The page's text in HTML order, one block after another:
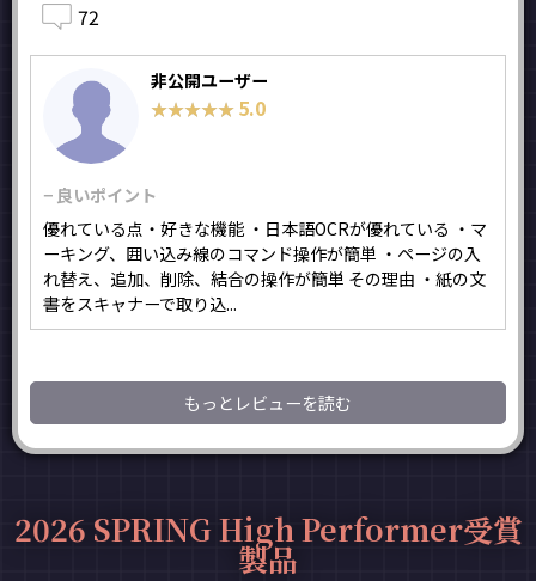
72
非公開ユーザー
★★★★★
★★★★★ 5.0
− 良いポイント
優れている点・好きな機能 ・日本語OCRが優れている ・マ
ーキング、囲い込み線のコマンド操作が簡単 ・ページの入
れ替え、追加、削除、結合の操作が簡単 その理由 ・紙の文
書をスキャナーで取り込...
もっとレビューを読む
2026 SPRING High Performer受賞
製品